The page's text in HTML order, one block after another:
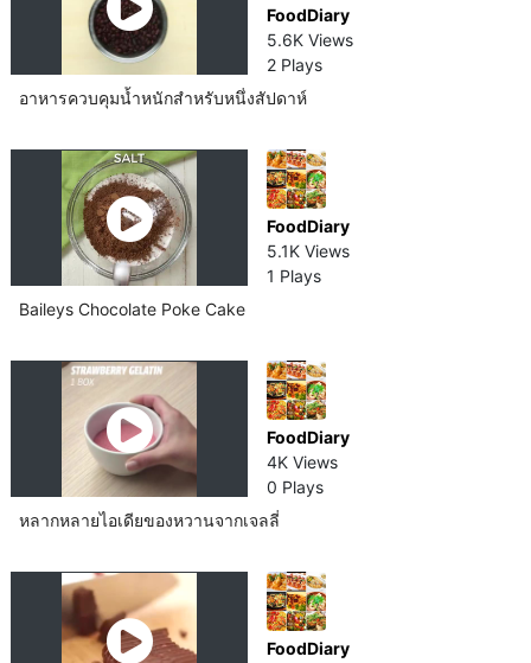
FoodDiary
5.6K Views
2 Plays
อาหารควบคุมน้ำหนักสำหรับหนึ่งสัปดาห์​
FoodDiary
5.1K Views
1 Plays
Baileys Chocolate Poke Cake
FoodDiary
4K Views
0 Plays
หลากหลายไอเดียของหวานจากเจลลี่
FoodDiary